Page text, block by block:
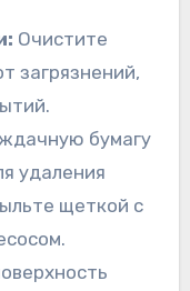
Очистите
загрязнений,
бумагу
удаления
щеткой с